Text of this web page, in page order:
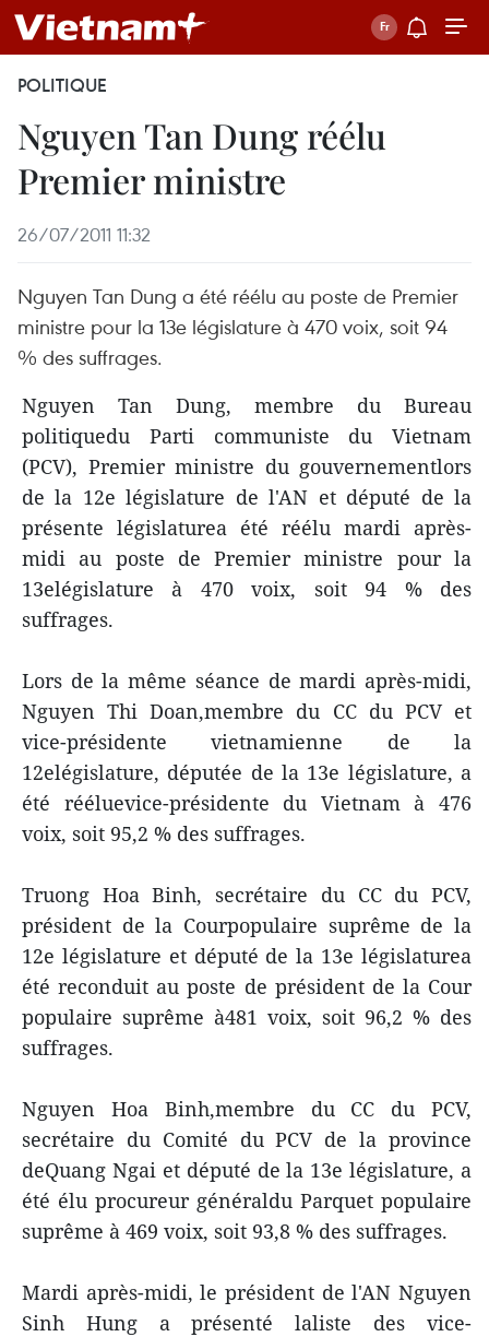
POLITIQUE
Nguyen Tan Dung réélu
Premier ministre
26/07/2011 11:32
Nguyen Tan Dung a été réélu au poste de Premier
ministre pour la 13e législature à 470 voix, soit 94
% des suffrages.
Nguyen Tan Dung, membre du Bureau
politiquedu Parti communiste du Vietnam
(PCV), Premier ministre du gouvernementlors
de la 12e législature de l'AN et député de la
présente législaturea été réélu mardi après-
midi au poste de Premier ministre pour la
13elégislature à 470 voix, soit 94 % des
suffrages.
Lors de la même séance de mardi après-midi,
Nguyen Thi Doan,membre du CC du PCV et
vice-présidente vietnamienne de la
12elégislature, députée de la 13e législature, a
été rééluevice-présidente du Vietnam à 476
voix, soit 95,2 % des suffrages.
Truong Hoa Binh, secrétaire du CC du PCV,
président de la Courpopulaire suprême de la
12e législature et député de la 13e législaturea
été reconduit au poste de président de la Cour
populaire suprême à481 voix, soit 96,2 % des
suffrages.
Nguyen Hoa Binh,membre du CC du PCV,
secrétaire du Comité du PCV de la province
deQuang Ngai et député de la 13e législature, a
été élu procureur généraldu Parquet populaire
suprême à 469 voix, soit 93,8 % des suffrages.
Mardi après-midi, le président de l'AN Nguyen
Sinh Hung a présenté laliste des vice-